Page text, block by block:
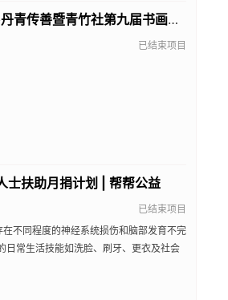
慈善募捐 | 慈竹同心•丹青传善暨青竹社第九届书画艺术公益展 | 帮帮公益
已结束项目
士扶助月捐计划 | 帮帮公益
已结束项目
不同程度的神经系统损伤和脑部发育不完
日常生活技能如洗脸、刷牙、更衣及社会